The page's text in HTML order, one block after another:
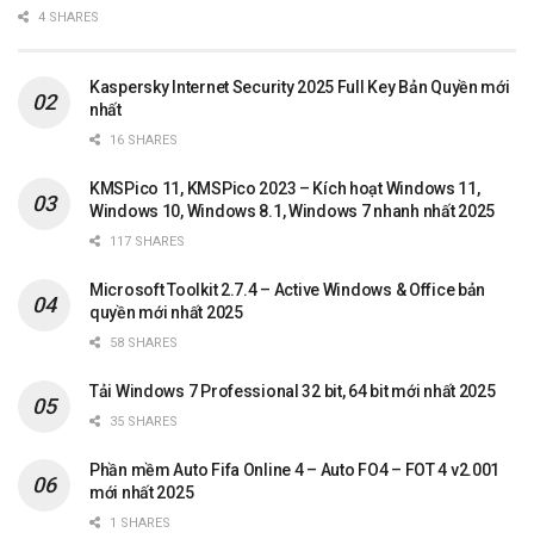
4 SHARES
Kaspersky Internet Security 2025 Full Key Bản Quyền mới
nhất
16 SHARES
KMSPico 11, KMSPico 2023 – Kích hoạt Windows 11,
Windows 10, Windows 8.1, Windows 7 nhanh nhất 2025
117 SHARES
Microsoft Toolkit 2.7.4 – Active Windows & Office bản
quyền mới nhất 2025
58 SHARES
Tải Windows 7 Professional 32 bit, 64 bit mới nhất 2025
35 SHARES
Phần mềm Auto Fifa Online 4 – Auto FO4 – FOT 4 v2.001
mới nhất 2025
1 SHARES